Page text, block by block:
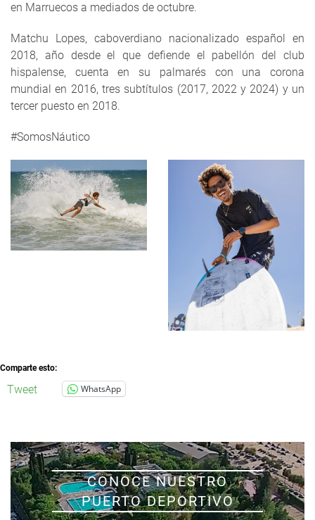
en Marruecos a mediados de octubre.
Matchu Lopes, caboverdiano nacionalizado español en
2018, año desde el que defiende el pabellón del club
hispalense, cuenta en su palmarés con una corona
mundial en 2016, tres subtítulos (2017, 2022 y 2024) y un
tercer puesto en 2018.
#SomosNáutico
Comparte esto:
Tweet WhatsApp
CONOCE NUESTRO
PUERTO DEPORTIVO